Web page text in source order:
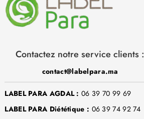
Contactez notre service clients :
contact@labelpara.ma
LABEL PARA AGDAL : 06 39 70 99 69
LABEL PARA Diététique : 06 39 74 92 74